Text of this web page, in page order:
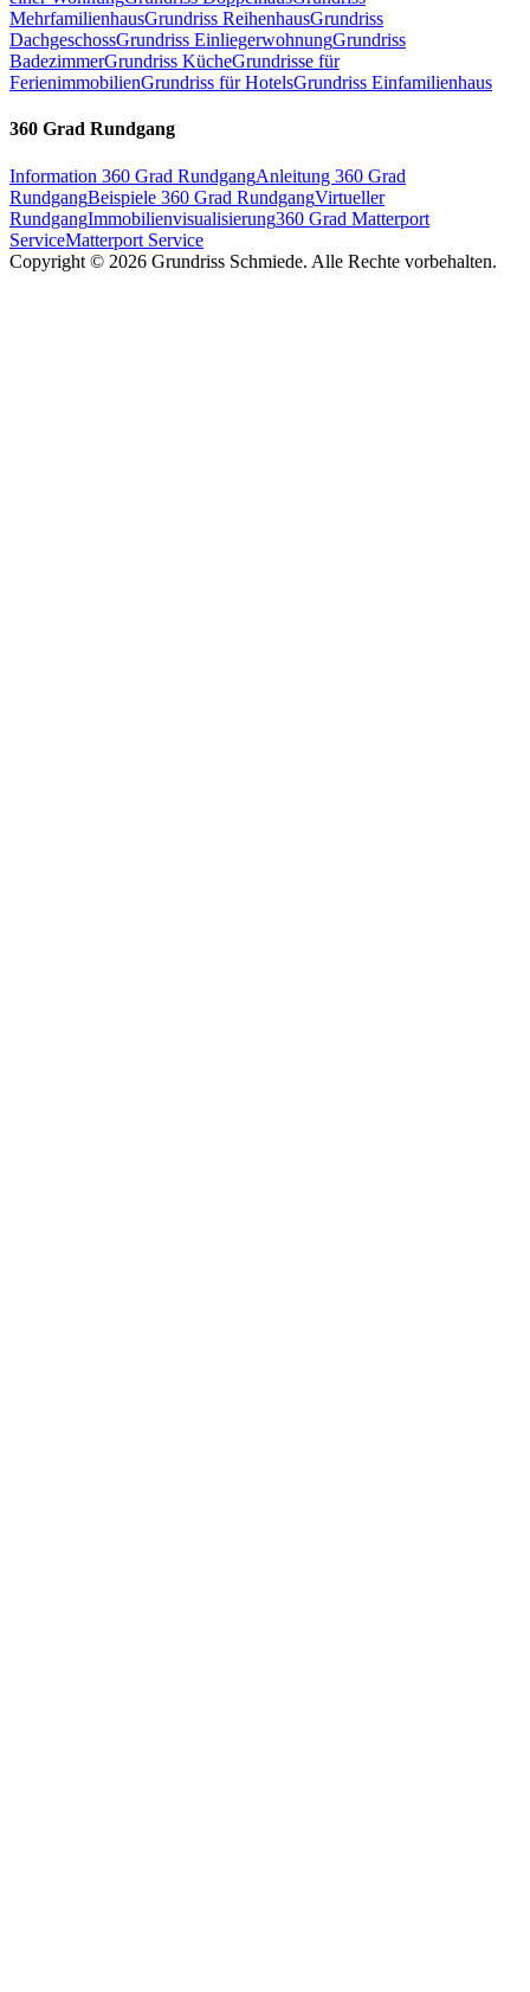
MehrfamilienhausGrundriss ReihenhausGrundriss
DachgeschossGrundriss EinliegerwohnungGrundriss
BadezimmerGrundriss KücheGrundrisse für
FerienimmobilienGrundriss für HotelsGrundriss Einfamilienhaus
360 Grad Rundgang
Information 360 Grad RundgangAnleitung 360 Grad
RundgangBeispiele 360 Grad RundgangVirtueller
RundgangImmobilienvisualisierung360 Grad Matterport
ServiceMatterport Service
Copyright © 2026 Grundriss Schmiede. Alle Rechte vorbehalten.